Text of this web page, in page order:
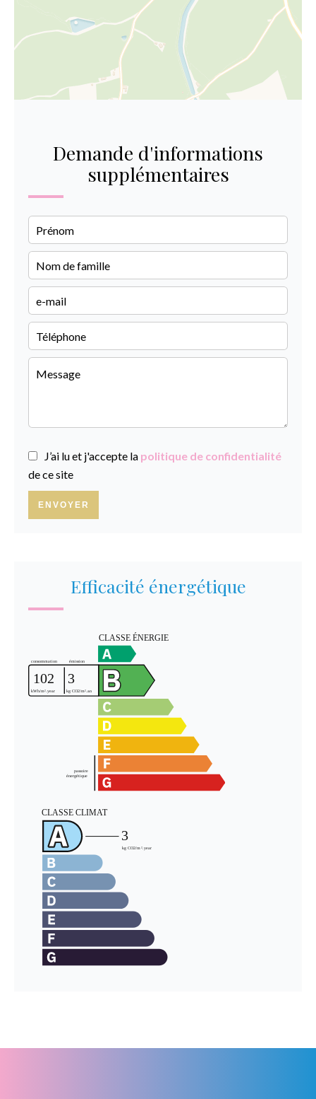
Demande d'informations
supplémentaires
J’ai lu et j'accepte la politique de confidentialité
de ce site
ENVOYER
Efficacité énergétique